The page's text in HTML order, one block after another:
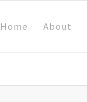
Home About